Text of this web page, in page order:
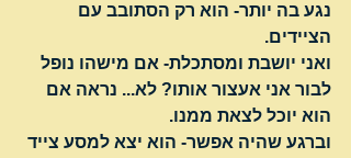
נגע בה יותר- הוא רק הסתובב עם
הציידים.
ואני יושבת ומסתכלת- אם מישהו נופל
לבור אני אעצור אותו? לא... נראה אם
הוא יוכל לצאת ממנו.
וברגע שהיה אפשר- הוא יצא למסע צייד